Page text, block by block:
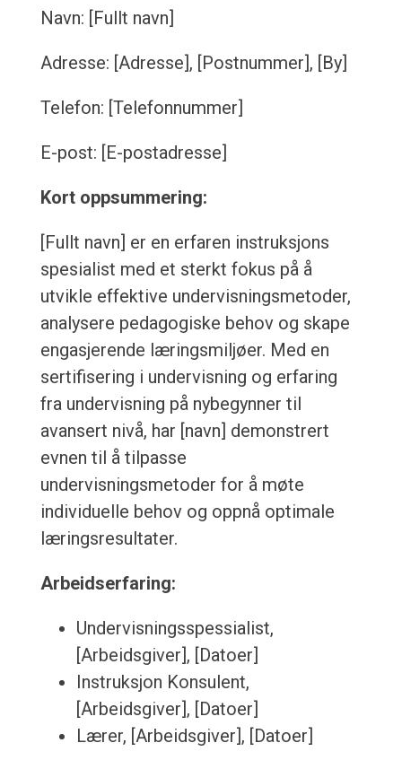
Navn: [Fullt navn]
Adresse: [Adresse], [Postnummer], [By]
Telefon: [Telefonnummer]
E-post: [E-postadresse]
Kort oppsummering:
[Fullt navn] er en erfaren instruksjons
spesialist med et sterkt fokus på å
utvikle effektive undervisningsmetoder,
analysere pedagogiske behov og skape
engasjerende læringsmiljøer. Med en
sertifisering i undervisning og erfaring
fra undervisning på nybegynner til
avansert nivå, har [navn] demonstrert
evnen til å tilpasse
undervisningsmetoder for å møte
individuelle behov og oppnå optimale
læringsresultater.
Arbeidserfaring:
Undervisningsspessialist,
[Arbeidsgiver], [Datoer]
Instruksjon Konsulent,
[Arbeidsgiver], [Datoer]
Lærer, [Arbeidsgiver], [Datoer]